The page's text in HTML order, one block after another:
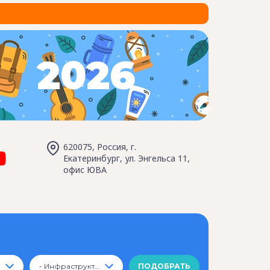
2026
620075, Россия, г.
Екатеринбург, ул. Энгельса 11,
офис ЮВА
- Инфраструктура -